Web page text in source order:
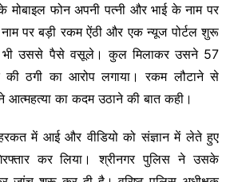
फोन अपनी पत्नी और भाई के नाम पर
पर बड़ी रकम ऐंठी और एक न्यूज पोर्टल शुरू
भी उससे पैसे वसूले। कुल मिलाकर उसने 57
ठगी का आरोप लगाया। रकम लौटाने से
आत्महत्या का कदम उठाने की बात कही।
में आई और वीडियो को संज्ञान में लेते हुए
कर लिया। श्रीनगर पुलिस ने उसके